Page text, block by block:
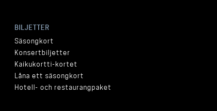
BILJETTER
Säsongkort
Konsertbiljetter
Kaikukortti-kortet
Låna ett säsongkort
Hotell- och restaurangpaket